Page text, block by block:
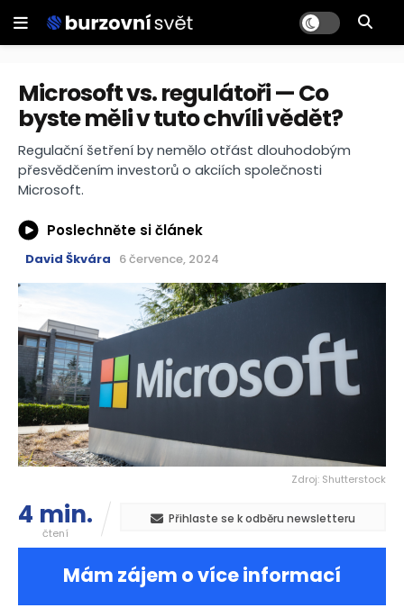
Microsoft vs. regulátoři — Co
byste měli v tuto chvíli vědět?
Regulační šetření by nemělo otřást dlouhodobým
přesvědčením investorů o akciích společnosti
Microsoft.
Poslechněte si článek
David Škvára 6 července, 2024
Zdroj: Shutterstock
4 min.
čtení
Přihlaste se k odběru newsletteru
Mám zájem o více informací